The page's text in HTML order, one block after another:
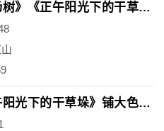
《白杨树》《正午阳光下的干草垛..
《正午阳光下的干草垛》铺大色块..